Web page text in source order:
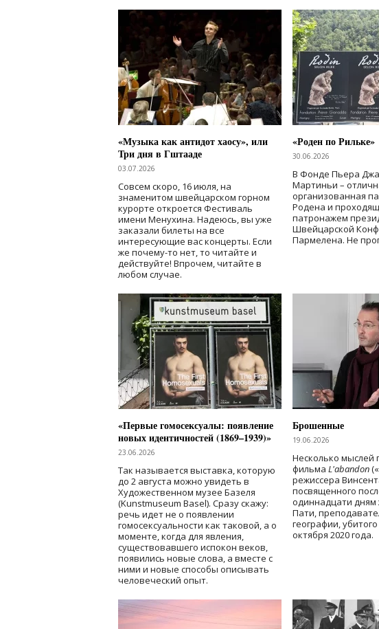
«Музыка как антидот хаосу», или
Три дня в Гштааде
03.07.2026
Совсем скоро, 16 июля, на
знаменитом швейцарском горном
курорте откроется Фестиваль
имени Менухина. Надеюсь, вы уже
заказали билеты на все
интересующие вас концерты. Если
же почему-то нет, то читайте и
действуйте! Впрочем, читайте в
любом случае.
«Роден по Рильке»
30.06.2026
В Фонде Пьера
Мартиньи –
организованная
Родена и
патронажем
Швейцарской
Пармелена. Не
«Первые гомосексуалы: появление
новых идентичностей (1869–1939)»
23.06.2026
Так называется выставка, которую
до 2 августа можно увидеть в
Художественном музее Базеля
(Kunstmuseum Basel). Сразу скажу:
речь идет не о появлении
гомосексуальности как таковой, а о
моменте, когда для явления,
существовавшего испокон веков,
появились новые слова, а вместе с
ними и новые способы описывать
человеческий опыт.
Брошенные
19.06.2026
Несколько мыслей
фильма L'abandon
режиссера
посвященного
одиннадцати
Пати,
географии,
октября 2020 года.